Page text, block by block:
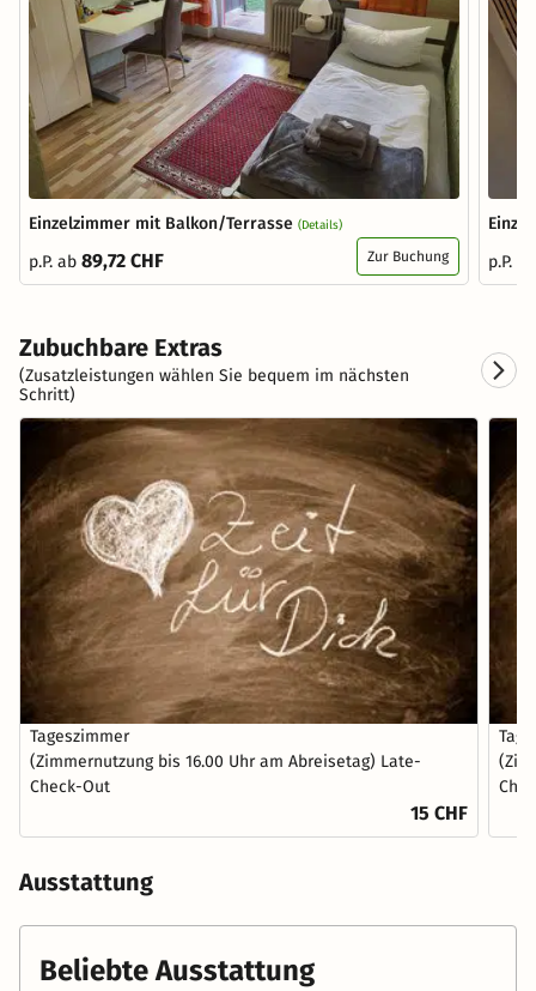
Einzelzimmer mit Balkon/Terrasse (Details)
p.P. ab 89,72 CHF Zur Buchung
p.P.
Zubuchbare Extras
(Zusatzleistungen wählen Sie bequem im nächsten
Schritt)
Tageszimmer
(Zimmernutzung bis 16.00 Uhr am Abreisetag) Late-
Check-Out
15 CHF
Ausstattung
Beliebte Ausstattung